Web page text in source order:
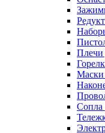
Плечи
Маски
Сопла